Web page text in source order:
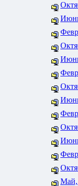
Май,